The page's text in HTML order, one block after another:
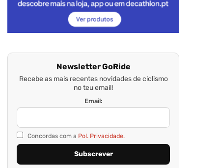
Newsletter GoRide
Recebe as mais recentes novidades de ciclismo
no teu email!
Email:
Concordas com a Pol. Privacidade.